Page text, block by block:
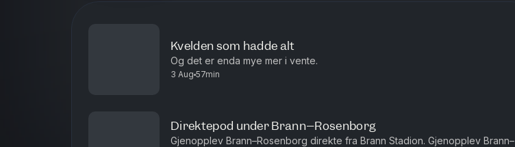
Kvelden som hadde alt
Og det er enda mye mer i vente.
3 Aug 57min
Direktepod under Brann–Rosenborg
Gjenopplev Brann–Rosenborg direkte fra Brann Stadion. Gjenopplev Brann–